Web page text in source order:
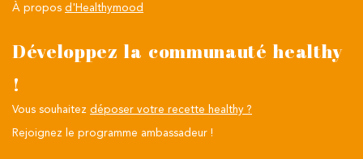
À propos d'Healthymood
Développez la communauté healthy
!
Vous souhaitez déposer votre recette healthy ?
Rejoignez le programme ambassadeur !